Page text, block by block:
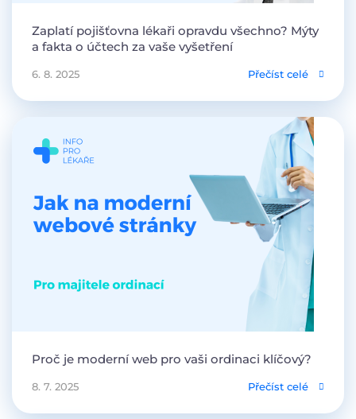
Zaplatí pojišťovna lékaři opravdu všechno? Mýty
a fakta o účtech za vaše vyšetření
6. 8. 2025 Přečíst celé
Proč je moderní web pro vaši ordinaci klíčový?
8. 7. 2025 Přečíst celé